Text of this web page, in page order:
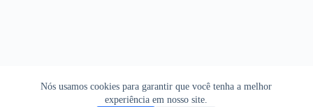
Nós usamos cookies para garantir que você tenha a melhor
experiência em nosso site.